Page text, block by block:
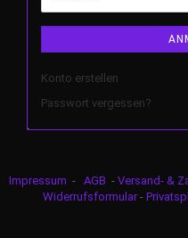
Konto erstellen
Passwort vergessen?
Impressum - AGB - Versand- &
Widerrufsformular -